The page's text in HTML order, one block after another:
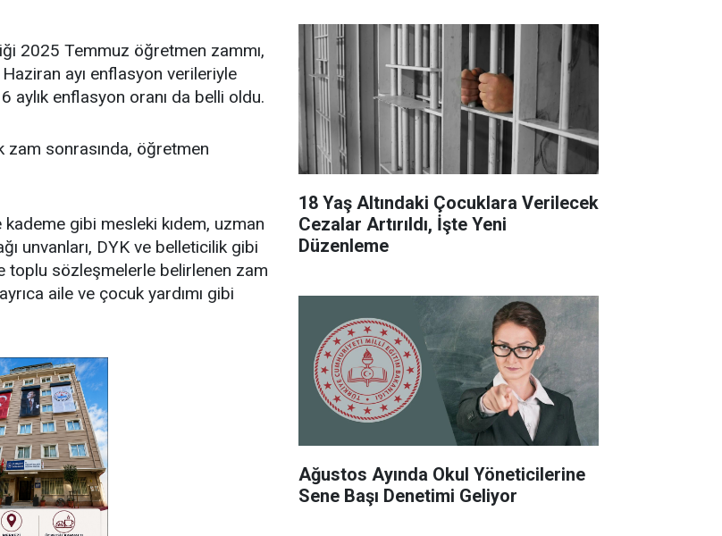
2025 Temmuz öğretmen zammı,
ayı enflasyon verileriyle
enflasyon oranı da belli oldu.
zam sonrasında, öğretmen
gibi mesleki kıdem, uzman
unvanları, DYK ve belleticilik gibi
toplu sözleşmelerle belirlenen zam
aile ve çocuk yardımı gibi
18 Yaş Altındaki Çocuklara Verilecek
Cezalar Artırıldı, İşte Yeni
Düzenleme
Ağustos Ayında Okul Yöneticilerine
Sene Başı Denetimi Geliyor